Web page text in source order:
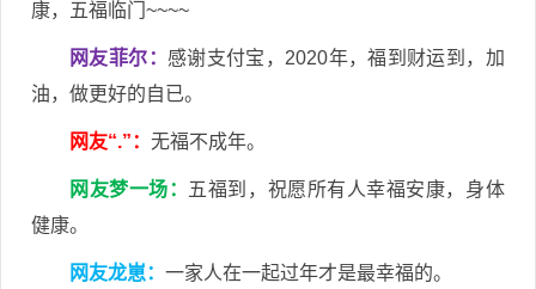
康，五福临门~~~~
网友菲尔： 感谢支付宝，2020年，福到财运到，加
油，做更好的自已。
网友“.”： 无福不成年。
网友梦一场： 五福到，祝愿所有人幸福安康，身体
健康。
网友龙崽： 一家人在一起过年才是最幸福的。